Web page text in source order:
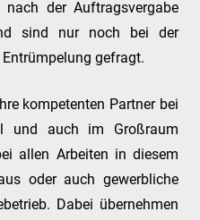
der Auftragsvergabe
sind nur noch bei der
gefragt.
kompetenten Partner bei
und auch im Großraum
allen Arbeiten in diesem
oder auch gewerbliche
Dabei übernehmen